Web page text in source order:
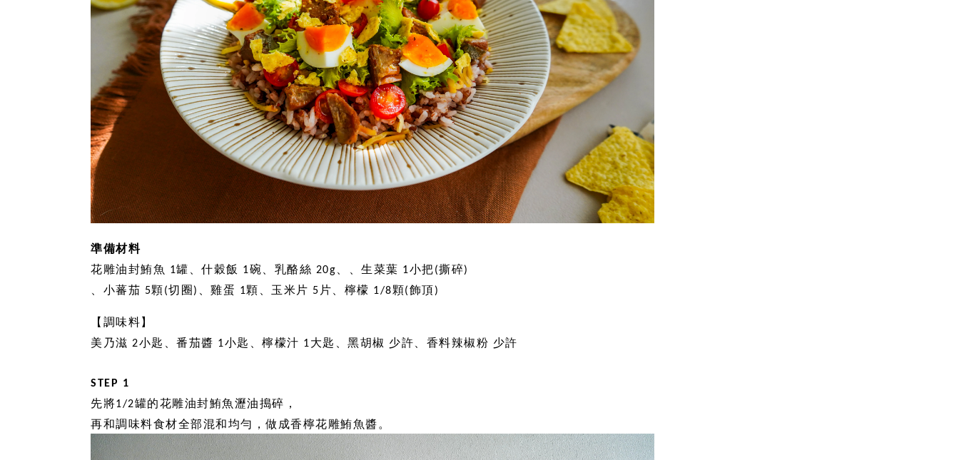
準備材料
花雕油封鮪魚 1罐、什穀飯 1碗、乳酪絲 20g、、生菜葉 1小把(撕碎)
、小蕃茄 5顆(切圈)、雞蛋 1顆、玉米片 5片、檸檬 1/8顆(飾頂)
【調味料】
美乃滋 2小匙、番茄醬 1小匙、檸檬汁 1大匙、黑胡椒 少許、香料辣椒粉 少許
STEP 1
先將1/2罐的花雕油封鮪魚瀝油搗碎，
再和調味料食材全部混和均勻，做成香檸花雕鮪魚醬。